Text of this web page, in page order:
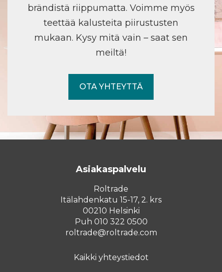
brändistä riippumatta. Voimme myös
teettää kalusteita piirustusten
mukaan. Kysy mitä vain – saat sen
meiltä!
OTA YHTEYTTÄ
Asiakaspalvelu
Roltrade
Itälahdenkatu 15-17, 2. krs
00210 Helsinki
Puh 010 322 0500
roltrade@roltrade.com
Kaikki yhteystiedot